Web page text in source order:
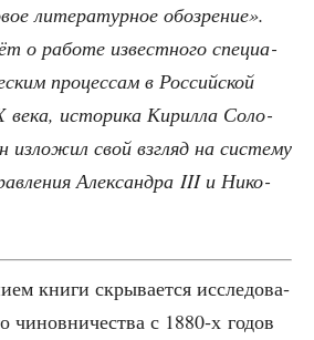
лите­ра­тур­ное обо­зре­ние».
о рабо­те извест­но­го спе­ци­а­
про­цес­сам в Рос­сий­ской
века, исто­ри­ка Кирил­ла Соло­
изло­жил свой взгляд на систе­му
Алек­сандра III и Нико­
кни­ги скры­ва­ет­ся иссле­до­ва­
чинов­ни­че­ства с 1880‑х годов